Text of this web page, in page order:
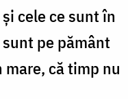
cele ce sunt în
pe pământ
că timp nu